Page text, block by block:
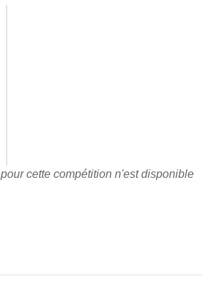
cette compétition n'est disponible